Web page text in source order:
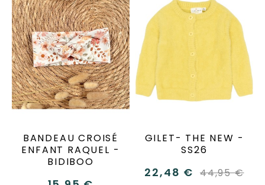
BANDEAU CROISÉ
ENFANT RAQUEL -
BIDIBOO
GILET- THE NEW -
SS26
22,48 € 44,95 €